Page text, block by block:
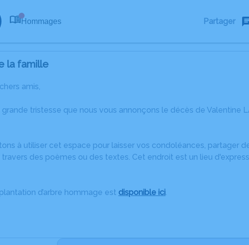
Hommages Partager
la famille
amis,
grande tristesse que nous vous annonçons le décès de Valentine
à utiliser cet espace pour laisser vos condoléances, partager
des poèmes ou des textes. Cet endroit est un lieu
d’arbre hommage est disponible ici.